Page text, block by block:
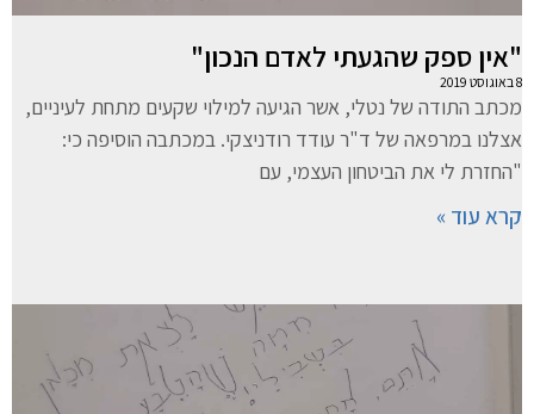
"אין ספק שהגעתי לאדם הנכון"
8 באוגוסט 2019
מכתב התודה של נטלי, אשר הגיעה למילוי שקעים מתחת לעיניים,
אצלנו במרפאה של ד"ר עודד רודניצקי. במכתבה הוסיפה כי:
"החזרת לי את הביטחון העצמי, עם
קרא עוד »